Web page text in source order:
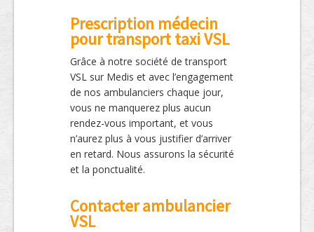
Prescription médecin
pour transport taxi VSL
Grâce à notre société de transport
VSL sur Medis et avec l’engagement
de nos ambulanciers chaque jour,
vous ne manquerez plus aucun
rendez-vous important, et vous
n’aurez plus à vous justifier d’arriver
en retard. Nous assurons la sécurité
et la ponctualité.
Contacter ambulancier
VSL